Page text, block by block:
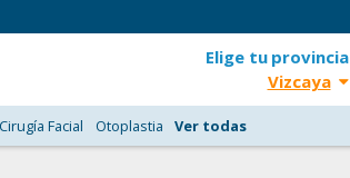
Elige tu provincia
Vizcaya
Cirugía Facial Otoplastia Ver todas